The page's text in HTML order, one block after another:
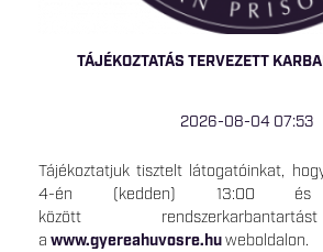
TÁJÉKOZTATÁS TERVEZETT
2026-08-04 07:53
Tájékoztatjuk tisztelt látogatóinkat,
4-én (kedden) 13:00
között
a www.gyereahuvosre.huweboldalon.